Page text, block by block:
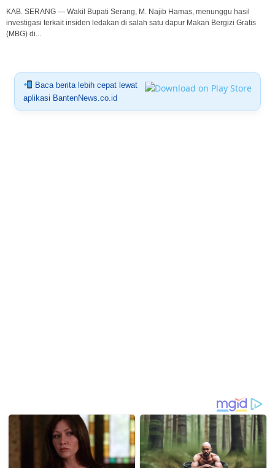
KAB. SERANG — Wakil Bupati Serang, M. Najib Hamas, menunggu hasil
investigasi terkait insiden ledakan di salah satu dapur Makan Bergizi Gratis
(MBG) di...
Baca berita lebih cepat lewat
aplikasi BantenNews.co.id